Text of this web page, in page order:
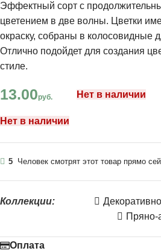
Эффектный сорт с
цветением в две волны. Цветки
окраску, собраны в колосовидные
Отлично подойдет для создания
стиле.
13.00руб. Нет в наличии
Нет в наличии
5 Человек смотрят этот товар прямо
Коллекции:
Пряно-
Оплата